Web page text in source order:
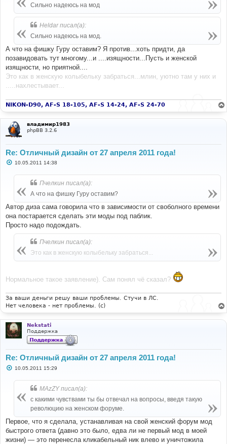
Сильно надеюсь на мод
Heldar писал(а):
Сильно надеюсь на мод.
А что на фишку Гуру оставим? Я против...хоть придти, да
позавидовать тут многому...и ....изящности...Пусть и женской
изящности, но приятной....
Это как в женскую колыбельку забраться...млин, уютно там у них и
.....нахлестывает...
NIKON-D90, AF-S 18-105, AF-S 14-24, AF-S 24-70
владимир1983
phpBB 3.2.6
Re: Отличный дизайн от 27 апреля 2011 года!
С
е
10.05.2011 14:38
Пчелкин писал(а):
А что на фишку Гуру оставим?
Автор диза сама говорила что в зависимости от своболного времени
она постарается сделать эти моды под паблик.
Просто надо подождать.
Пчелкин писал(а):
Это как в женскую колыбельку забраться...
Нормальное такое заявление). Сам понял чё сказал?
За ваши деньги решу ваши проблемы. Стучи в ЛС.
Нет человека - нет проблемы. (c)
Nekstati
Поддержка
Re: Отличный дизайн от 27 апреля 2011 года!
С
е
10.05.2011 15:29
MAzZY писал(а):
с какими чувствами ты бы отвечал на вопросы, введя такую
революцию на женском форуме.
Первое, что я сделала, устанавливая на свой женский форум мод
быстрого ответа (давно это было, едва ли не первый мод в моей
жизни) — это перенесла кликабельный ник влево и уничтожила